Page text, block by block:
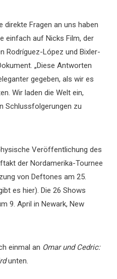
direkte Fragen an uns haben
einfach auf Nicks Film, der
Rodríguez-López und Bixler-
„Diese Antworten
gegeben, als wir es
Wir laden die Welt ein,
Schlussfolgerungen zu
Veröffentlichung des
der Nordamerika-Tournee
von Deftones am 25.
es hier). Die 26 Shows
9. April in Newark, New
einmal an Omar und Cedric:
unten.